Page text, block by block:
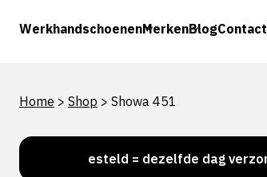
WerkhandschoenenMerkenBlogContact
Home > Shop > Showa 451
besteld = dezelfde dag verzonden